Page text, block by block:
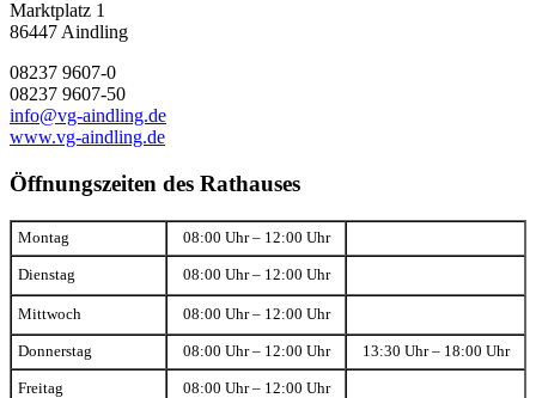
Marktplatz 1
86447 Aindling
08237 9607-0
08237 9607-50
info@vg-aindling.de
www.vg-aindling.de
Öffnungszeiten des Rathauses
Montag 08:00 Uhr – 12:00 Uhr
Dienstag 08:00 Uhr – 12:00 Uhr
Mittwoch 08:00 Uhr – 12:00 Uhr
Donnerstag 08:00 Uhr – 12:00 Uhr 13:30 Uhr – 18:00 Uhr
Freitag 08:00 Uhr – 12:00 Uhr